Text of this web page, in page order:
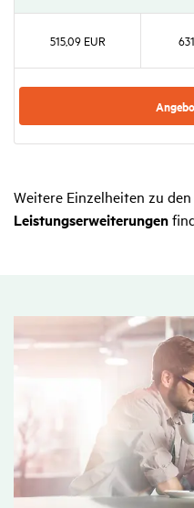
515,09 EUR
Weitere Einzelheiten zu den
Leistungserweiterungen